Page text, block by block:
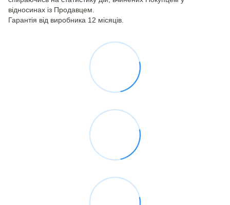
відносинах із Продавцем.
Гарантія від виробника 12 місяців.